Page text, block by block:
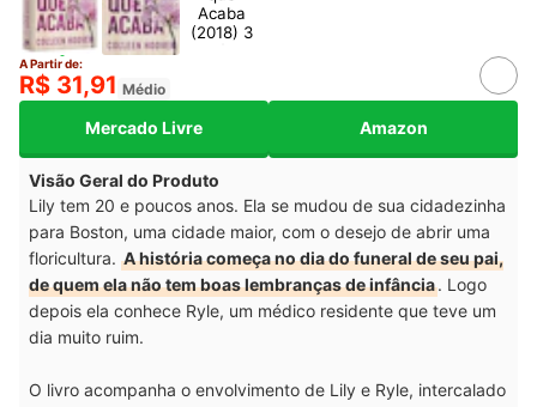
A Partir de:
R$ 31,91 Médio
Mercado Livre Amazon
Visão Geral do Produto
Lily tem 20 e poucos anos. Ela se mudou de sua cidadezinha
para Boston, uma cidade maior, com o desejo de abrir uma
floricultura. A história começa no dia do funeral de seu pai,
de quem ela não tem boas lembranças de infância. Logo
depois ela conhece Ryle, um médico residente que teve um
dia muito ruim.
O livro acompanha o envolvimento de Lily e Ryle, intercalado